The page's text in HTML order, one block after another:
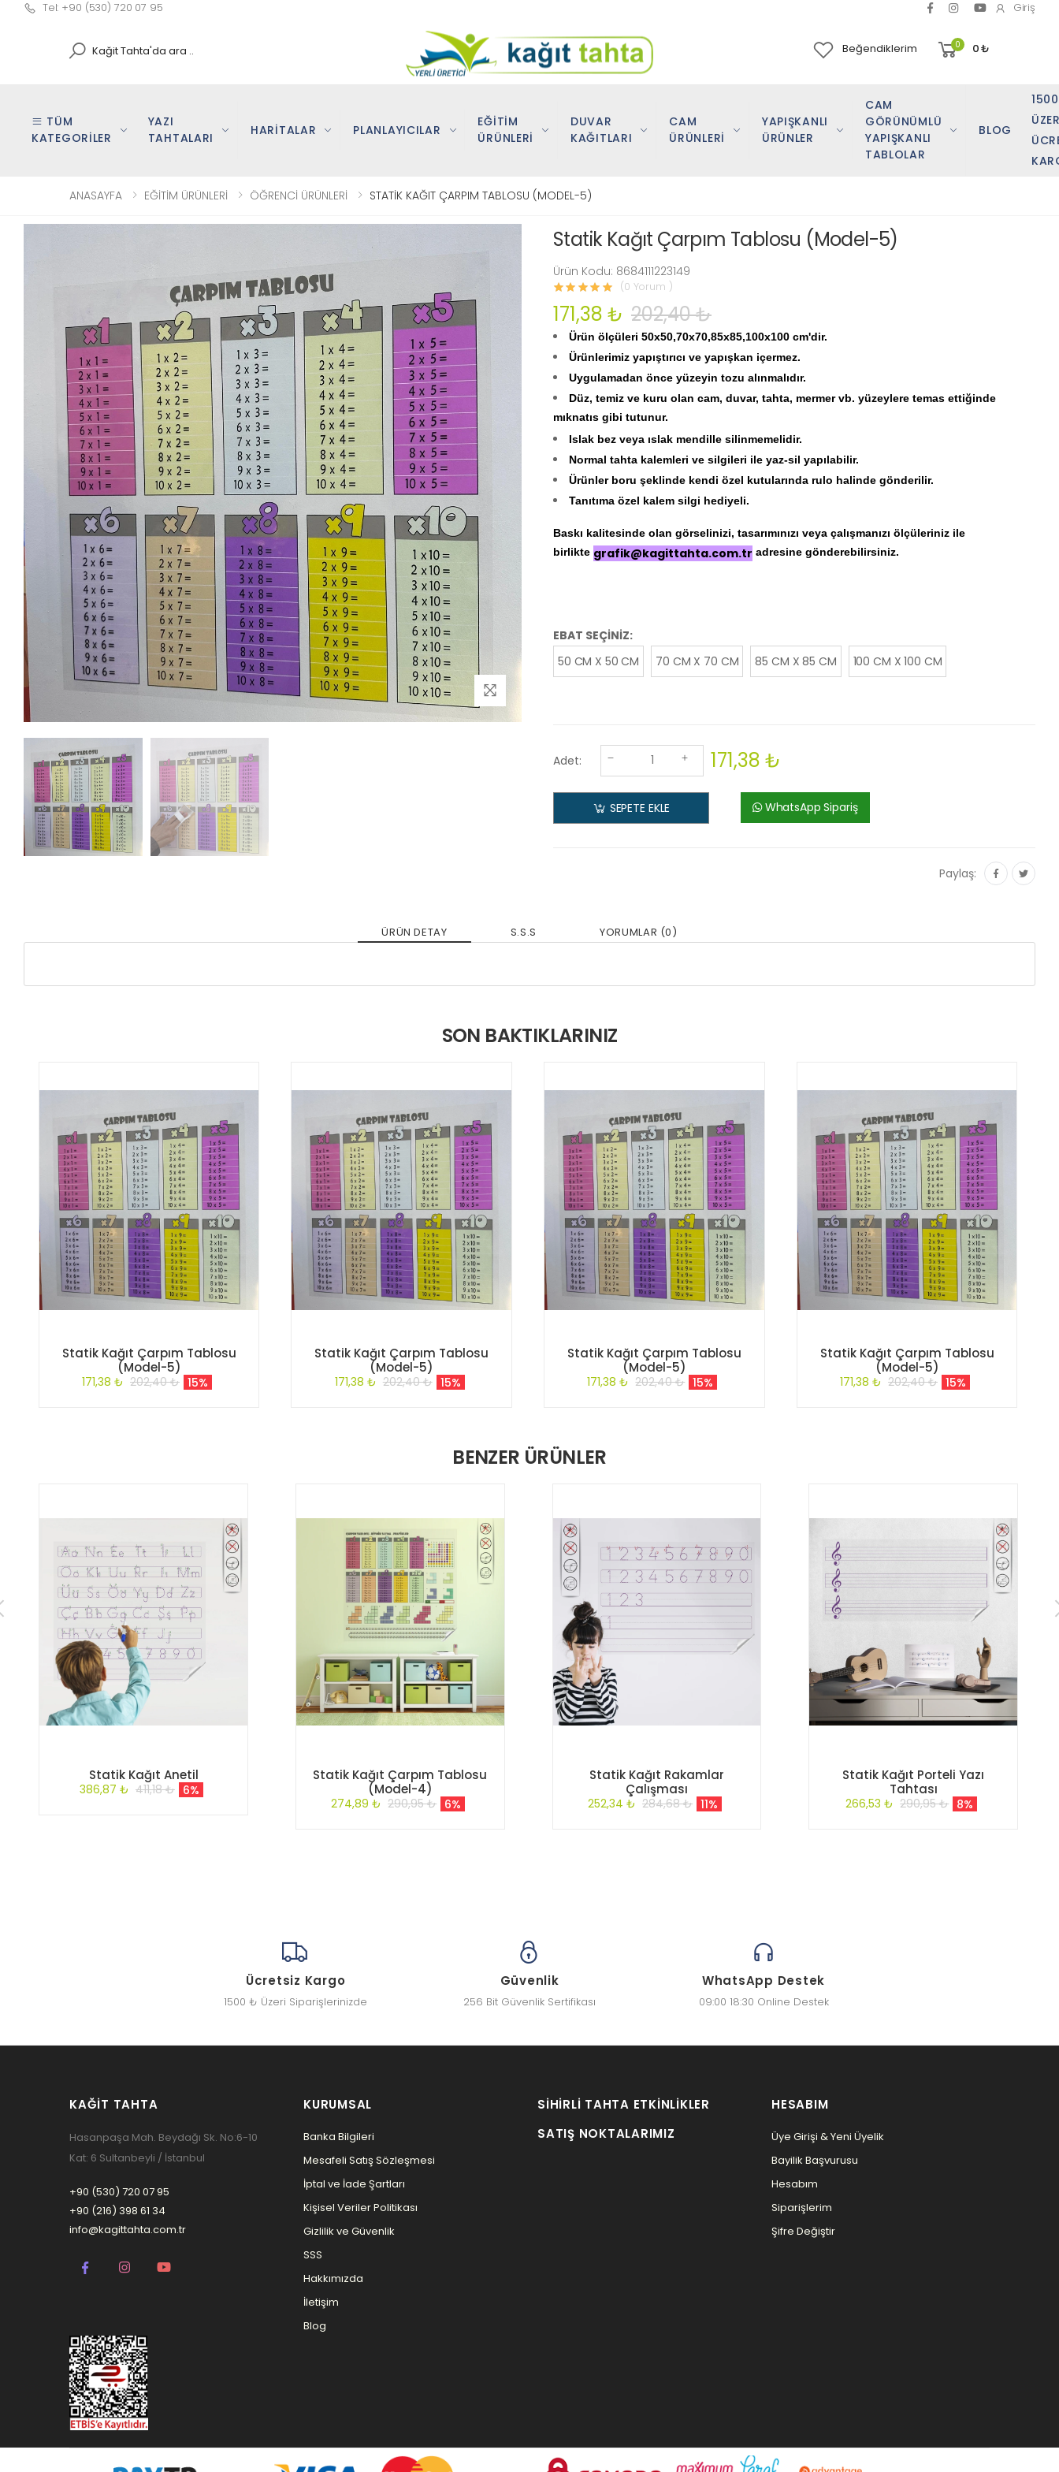
Tel: +90 (530) 720 07 95 Giriş
Beğendiklerim 0 0₺
TÜM
KATEGORİLER
YAZI
TAHTALARI
HARİTALAR PLANLAYICILAR
EĞİTİM
ÜRÜNLERİ
DUVAR
KAĞITLARI
CAM
ÜRÜNLERİ
YAPIŞKANLI
ÜRÜNLER
CAM
GÖRÜNÜMLÜ
YAPIŞKANLI
TABLOLAR
BLOG
ANASAYFA EĞİTİM ÜRÜNLERİ ÖĞRENCİ ÜRÜNLERİ STATİK KAĞIT ÇARPIM TABLOSU (MODEL-5)
Statik Kağıt Çarpım Tablosu (Model-5)
Ürün Kodu: 8684111223149
(0 Yorum )
171,38 ₺ 202,40 ₺
Ürün ölçüleri 50x50,70x70,85x85,100x100 cm'dir.
Ürünlerimiz yapıştırıcı ve yapışkan içermez.
Uygulamadan önce yüzeyin tozu alınmalıdır.
Düz, temiz ve kuru olan cam, duvar, tahta, mermer vb. yüzeylere temas ettiğinde
mıknatıs gibi tutunur.
Islak bez veya ıslak mendille silinmemelidir.
Normal tahta kalemleri ve silgileri ile yaz-sil yapılabilir.
Ürünler boru şeklinde kendi özel kutularında rulo halinde gönderilir.
Tanıtıma özel kalem silgi hediyeli.
Baskı kalitesinde olan görselinizi, tasarımınızı veya çalışmanızı ölçüleriniz ile
birlikte grafik@kagittahta.com.tr adresine gönderebilirsiniz.
EBAT SEÇİNİZ:
50 CM X 50 CM
70 CM X 70 CM 85 CM X 85 CM 100 CM X 100 CM
Adet: 171,38 ₺
SEPETE EKLE WhatsApp Sipariş
Paylaş:
ÜRÜN DETAY S.S.S YORUMLAR (0)
SON BAKTIKLARINIZ
Statik Kağıt Çarpım Tablosu
(Model-5)
171,38 ₺ 202,40 ₺ 15%
Statik Kağıt Çarpım Tablosu
(Model-5)
171,38 ₺ 202,40 ₺ 15%
Statik Kağıt Çarpım Tablosu
(Model-5)
171,38 ₺ 202,40 ₺ 15%
Statik Kağıt Çarpım Tablosu
(Model-5)
171,38 ₺ 202,40 ₺ 15%
BENZER ÜRÜNLER
Statik Kağıt Anetil
386,87 ₺ 411,18 ₺ 6%
Statik Kağıt Çarpım Tablosu
(Model-4)
274,89 ₺ 290,95 ₺ 6%
Statik Kağıt Rakamlar
Çalışması
252,34 ₺ 284,68 ₺ 11%
Statik Kağıt Porteli Yazı
Tahtası
266,53 ₺ 290,95 ₺ 8%
Ücretsiz Kargo
1500 ₺ Üzeri Siparişlerinizde
Güvenlik
256 Bit Güvenlik Sertifikası
WhatsApp Destek
09:00 18:30 Online Destek
KAĞIT TAHTA
Hasanpaşa Mah. Beydağı Sk. No:6-10
Kat: 6 Sultanbeyli / İstanbul
+90 (530) 720 07 95
+90 (216) 398 61 34
info@kagittahta.com.tr
KURUMSAL
Banka Bilgileri
Mesafeli Satış Sözleşmesi
İptal ve İade Şartları
Kişisel Veriler Politikası
Gizlilik ve Güvenlik
SSS
Hakkımızda
İletişim
Blog
SIHIRLI TAHTA ETKINLIKLER
SATIŞ NOKTALARIMIZ
HESABIM
Üye Girişi & Yeni Üyelik
Bayilik Başvurusu
Hesabım
Siparişlerim
Şifre Değiştir